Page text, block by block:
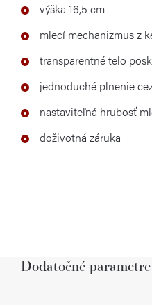
výška 16,5 cm
mlecí mechanizmus z
transparentné telo
jednoduché plnenie
nastaviteľná hrubosť
doživotná záruka
Dodatočné parametre